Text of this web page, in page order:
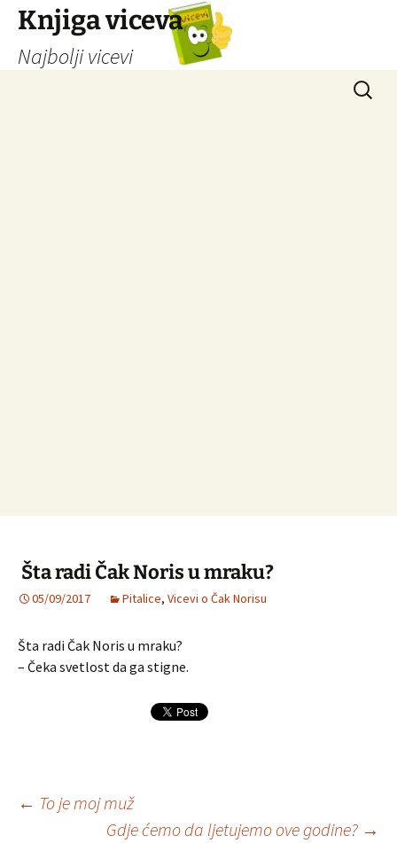
Knjiga viceva
Najbolji vicevi
Šta radi Čak Noris u mraku?
05/09/2017 Pitalice, Vicevi o Čak Norisu
Šta radi Čak Noris u mraku?
– Čeka svetlost da ga stigne.
Navigacija
← To je moj muž
Gdje ćemo da ljetujemo ove godine? →